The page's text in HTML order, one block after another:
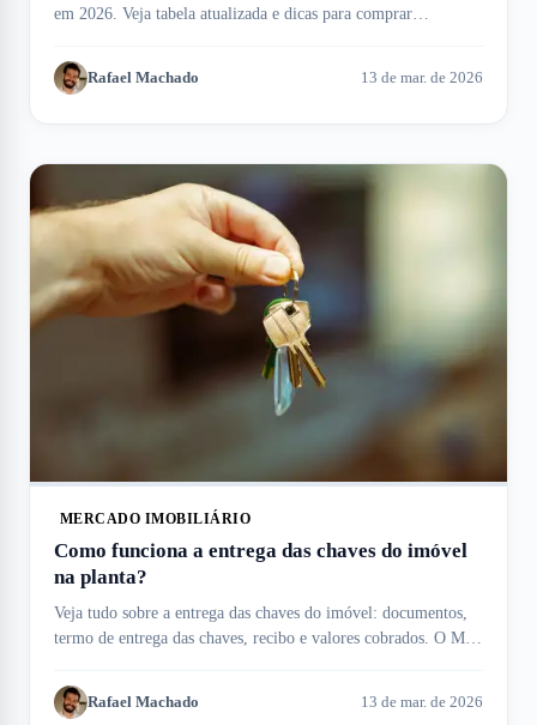
em 2026. Veja tabela atualizada e dicas para comprar
Rafael Machado 13 de mar. de 2026
MERCADO IMOBILIÁRIO
Como funciona a entrega das chaves do imóvel
na planta?
Veja tudo sobre a entrega das chaves do imóvel: documentos,
termo de entrega das chaves, recibo e valores cobrados. O Meu
Rafael Machado 13 de mar. de 2026